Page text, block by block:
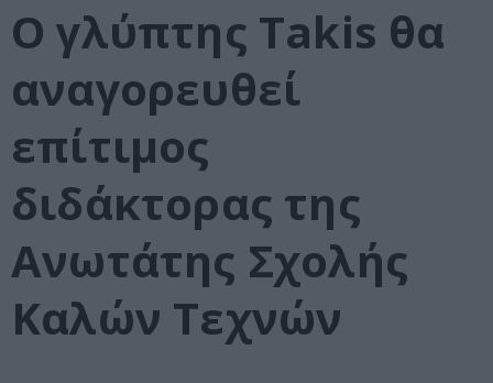
Ο γλύπτης Takis θα
αναγορευθεί
επίτιμος
διδάκτορας της
Ανωτάτης Σχολής
Καλών Τεχνών